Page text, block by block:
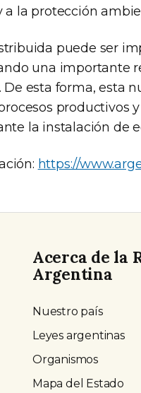
a la protección
puede ser
una importante
De esta forma, esta
productivos
la instalación de
https://
Acerca de la
Argentina
Nuestro país
Leyes argentinas
Organismos
Mapa del Estado